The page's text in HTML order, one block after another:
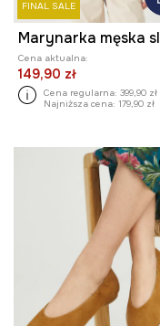
FINAL SALE
Cena aktualna:
149,90 zł
Cena regularna: 399,90 zł
Najniższa cena: 179,90 zł